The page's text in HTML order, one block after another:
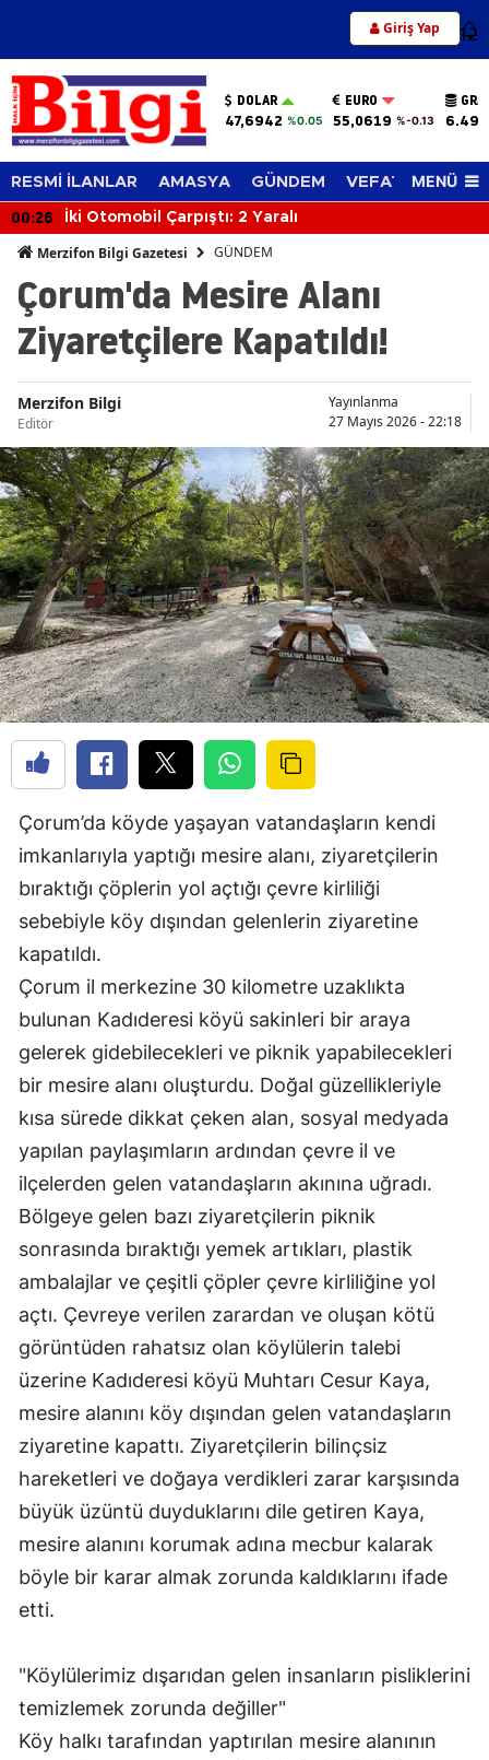
Giriş Yap 12
DOLAR
47,6942 %0.05
EURO
55,0619 %-0.13
RESMİ İLANLAR AMASYA GÜNDEM VEFAT EDENLER
MENÜ
00:26 İki Otomobil Çarpıştı: 2 Yaralı
Merzifon Bilgi Gazetesi GÜNDEM
Çorum'da Mesire Alanı
Ziyaretçilere Kapatıldı!
Merzifon Bilgi
Editör
Yayınlanma
27 Mayıs 2026 - 22:18
Çorum’da köyde yaşayan vatandaşların kendi
imkanlarıyla yaptığı mesire alanı, ziyaretçilerin
bıraktığı çöplerin yol açtığı çevre kirliliği
sebebiyle köy dışından gelenlerin ziyaretine
kapatıldı.
Çorum il merkezine 30 kilometre uzaklıkta
bulunan Kadıderesi köyü sakinleri bir araya
gelerek gidebilecekleri ve piknik yapabilecekleri
bir mesire alanı oluşturdu. Doğal güzellikleriyle
kısa sürede dikkat çeken alan, sosyal medyada
yapılan paylaşımların ardından çevre il ve
ilçelerden gelen vatandaşların akınına uğradı.
Bölgeye gelen bazı ziyaretçilerin piknik
sonrasında bıraktığı yemek artıkları, plastik
ambalajlar ve çeşitli çöpler çevre kirliliğine yol
açtı. Çevreye verilen zarardan ve oluşan kötü
görüntüden rahatsız olan köylülerin talebi
üzerine Kadıderesi köyü Muhtarı Cesur Kaya,
mesire alanını köy dışından gelen vatandaşların
ziyaretine kapattı. Ziyaretçilerin bilinçsiz
hareketleri ve doğaya verdikleri zarar karşısında
büyük üzüntü duyduklarını dile getiren Kaya,
mesire alanını korumak adına mecbur kalarak
böyle bir karar almak zorunda kaldıklarını ifade
etti.
"Köylülerimiz dışarıdan gelen insanların pisliklerini
temizlemek zorunda değiller"
Köy halkı tarafından yaptırılan mesire alanının